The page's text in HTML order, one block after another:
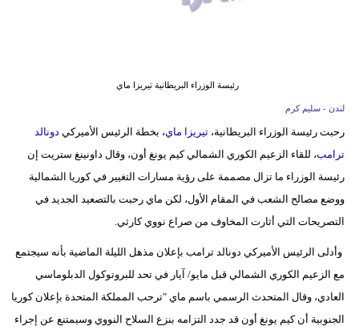
علوم
وتكنولوجيا
مدوَّنات
فيديو
رئيسة الوزراء البريطانية تيريزا ماي
لندن - سليم كرم
رحبت رئيسة الوزراء البريطانية،تيريزا ماي، بخطة الرئيس الأميركي دونالد
ترامب، للقاء الزعيم الكوري الشمالي كيم يونغ أون، وقال داونينغ ستريت إن
رئيسة الوزراء ما تزال مصممة على رؤية مسارات التغيير في كوريا الشمالية
ووضع مصالح الشعب في المقام الأول، لكن ماي رحبت بالتصعيد الجديد في
التصريحات التي أثارت المخاوف من صراع نووي كارثي.
وأدلى الرئيس الأميركي دونالد ترامب بإعلان مذهل الليلة الماضية بأنه سيجتمع
مع الزعيم الكوري الشمالي قبل مايو/ آيار في تحد للبروتوكول الدبلوماسي
العادي، وقال المتحدث الرسمي باسم ماي "ترحب المملكة المتحدة بإعلان كوريا
الجنوبية أن كيم يونغ أون قد جدد التزامه بنزع السلاح النووي وسيمتنع عن إجراء